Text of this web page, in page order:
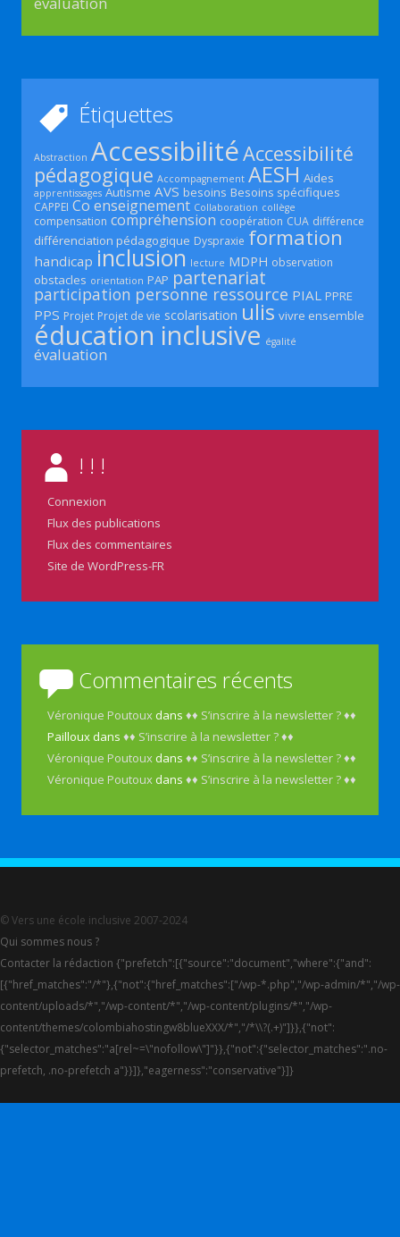
Étiquettes
Abstraction AccessibilitéAccessibilité
pédagogique Accompagnement AESH Aides
apprentissages Autisme AVS besoins Besoins spécifiques
CAPPEI Co enseignement Collaboration collège
compensation compréhension coopération CUA différence
différenciation pédagogique Dyspraxie formation
handicap inclusion lecture MDPH observation
obstacles orientation PAP partenariat
participation personne ressource PIAL PPRE
PPS Projet Projet de vie scolarisation ulis vivre ensemble
éducation inclusive égalité
évaluation
! ! !
Connexion
Flux des publications
Flux des commentaires
Site de WordPress-FR
Commentaires récents
Véronique Poutoux dans♦♦ S’inscrire à la newsletter ? ♦♦
Pailloux dans♦♦ S’inscrire à la newsletter ? ♦♦
Véronique Poutoux dans♦♦ S’inscrire à la newsletter ? ♦♦
Véronique Poutoux dans♦♦ S’inscrire à la newsletter ? ♦♦
© Vers une école inclusive 2007-2024
Qui sommes nous ?
Contacter la rédaction {"prefetch":[{"source":"document","where":{"and":
[{"href_matches":"/*"},{"not":{"href_matches":["/wp-*.php","/wp-admin/*","/wp-
content/uploads/*","/wp-content/*","/wp-content/plugins/*","/wp-
content/themes/colombiahostingw8blueXXX/*","/*\\?(.+)"]}},{"not":
{"selector_matches":"a[rel~=\"nofollow\"]"}},{"not":{"selector_matches":".no-
prefetch, .no-prefetch a"}}]},"eagerness":"conservative"}]}